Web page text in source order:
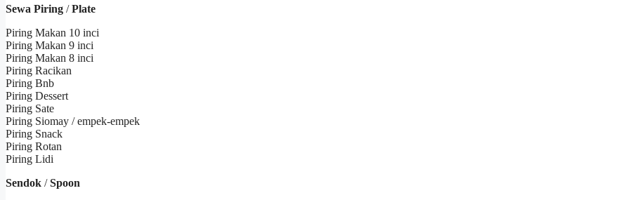
Sewa Piring /Plate
Piring Makan 10 inci
Piring Makan 9 inci
Piring Makan 8 inci
Piring Racikan
Piring Bnb
Piring Dessert
Piring Sate
Piring Siomay / empek-empek
Piring Snack
Piring Rotan
Piring Lidi
Sendok /Spoon